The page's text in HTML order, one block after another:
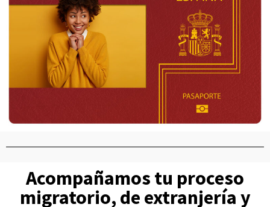
Acompañamos tu proceso
migratorio, de extranjería y